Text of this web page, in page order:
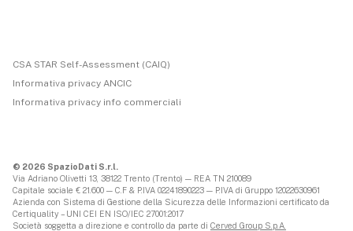
CSA STAR Self-Assessment (CAIQ)
Informativa privacy ANCIC
Informativa privacy info commerciali
© 2026 SpazioDati S.r.l.
Via Adriano Olivetti 13, 38122 Trento (Trento) — REA TN 210089
Capitale sociale € 21.600 — C.F & P.IVA 02241890223 — P.IVA di Gruppo 12022630961
Azienda con Sistema di Gestione della Sicurezza delle Informazioni certificato da
Certiquality – UNI CEI EN ISO/IEC 27001:2017
Società soggetta a direzione e controllo da parte di Cerved Group S.p.A.